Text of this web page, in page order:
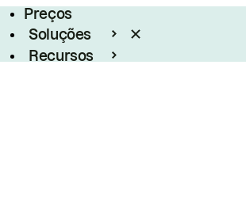
Preços
Soluções
Recursos